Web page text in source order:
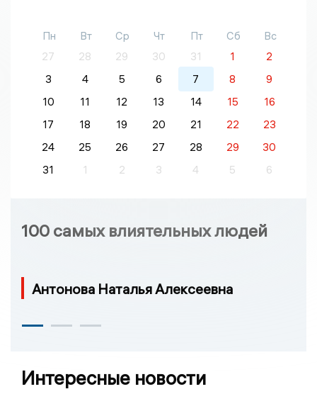
Пн Вт Ср Чт Пт Сб
Вс
27
28 29 30 31 1
2
3
4 5 6 7 8
9
10
11 12 13 14 15
16
17
18 19 20 21 22
23
24
25 26 27 28 29
30
31
1 2 3 4 5 6
100 самых влиятельных людей
Антонова Наталья Алексеевна
Интересные новости